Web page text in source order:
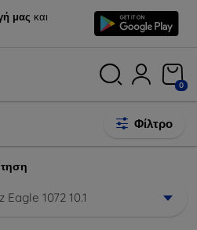
μας και
0
Φίλτρο
1072 10.1